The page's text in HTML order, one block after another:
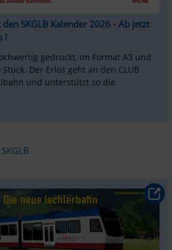
SKGLB Kalender 2026 - Ab jetzt
!
gedruckt, im Format A3 und
Der Erlös geht an den CLUB
und unterstützt so die